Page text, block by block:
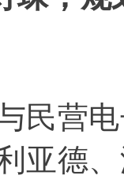
民营
亚德